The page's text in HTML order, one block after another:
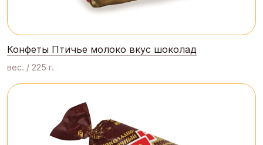
Конфеты Птичье молоко вкус шоколад
вес. / 225 г.